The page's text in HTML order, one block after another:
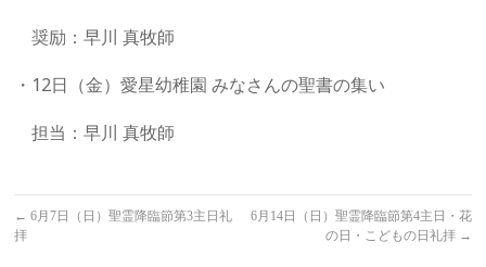
奨励：早川 真牧師
・12日（金）愛星幼稚園 みなさんの聖書の集い
担当：早川 真牧師
← 6月7日（日）聖霊降臨節第3主日礼
拝
6月14日（日）聖霊降臨節第4主日・花
の日・こどもの日礼拝 →